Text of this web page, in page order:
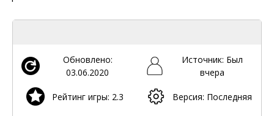
Обновлено:
03.06.2020
Источник: Был
вчера
Рейтинг игры: 2.3 Версия: Последняя